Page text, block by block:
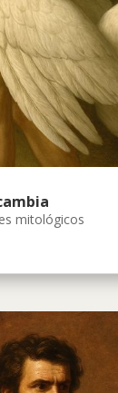
mitológicos